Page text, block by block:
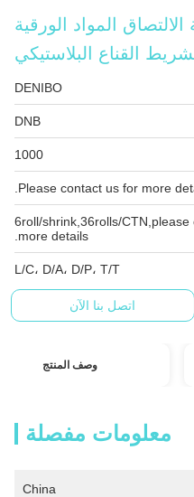
الالتصاق المواد الورقية
القناع البلاستيكي
DENIBO
DNB
1000
Please contact us for more
6roll/shrink,36rolls/CTN,please contact us for
more details.
L/C، D/A، D/P، T/T
اتصل بنا الآن
وصف المنتج
معلومات مفصلة
China